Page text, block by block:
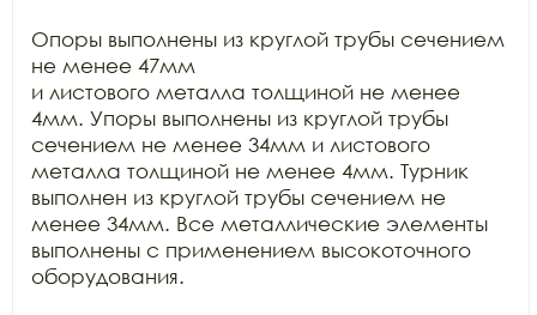
Опоры выполнены из круглой трубы сечением
не менее 47мм
и листового металла толщиной не менее
4мм. Упоры выполнены из круглой трубы
сечением не менее 34мм и листового
металла толщиной не менее 4мм. Турник
выполнен из круглой трубы сечением не
менее 34мм. Все металлические элементы
выполнены с применением высокоточного
оборудования.